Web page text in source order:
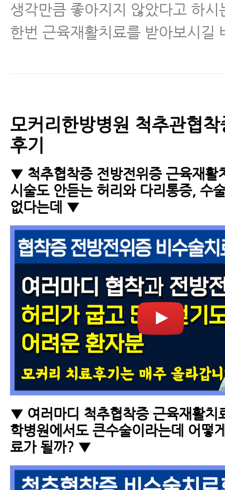
생각만큼 좋아지지 않았다고 하시
한번 근육재활치료를 받아보시길
모커리한방병원 척추관협
후기
▼ 척추협착증 전방전위증 근육재활
시술도 안듣는 허리와 다리통증, 수
없다는데 ▼
▼ 여러마디 척추협착증 근육재활치
학병원에서도 큰수술이라는데 어떻
료가 될까? ▼